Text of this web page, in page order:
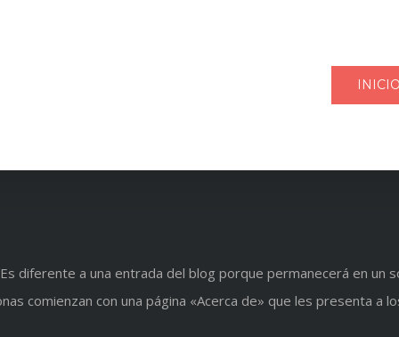
INICIO
diferente a una entrada del blog porque permanecerá en un
comienzan con una página «Acerca de» que les presenta a